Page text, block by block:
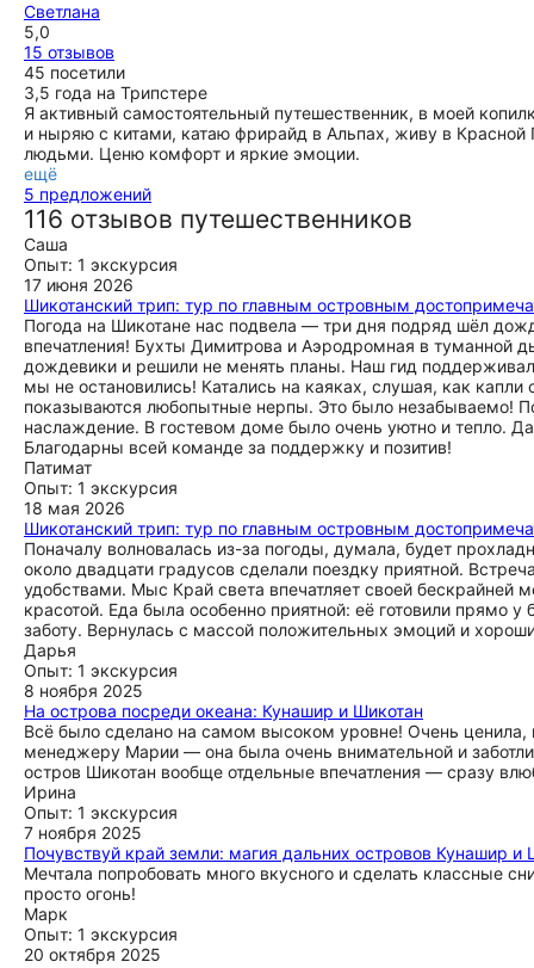
Светлана
5,0
15 отзывов
45 посетили
3,5 года на Трипстере
Я активный самостоятельный путешественник, в моей
и ныряю с китами, катаю фрирайд в Альпах, живу в
людьми. Ценю комфорт и яркие эмоции.
ещё
5 предложений
116 отзывов путешественников
Саша
Опыт: 1 экскурсия
17 июня 2026
Шикотанский трип: тур по главным островным
Погода на Шикотане нас подвела — три дня подряд шёл
впечатления! Бухты Димитрова и Аэродромная в туманной
дождевики и решили не менять планы. Наш гид
мы не остановились! Катались на каяках, слушая, как
показываются любопытные нерпы. Это было незабываемо!
наслаждение. В гостевом доме было очень уютно и тепло.
Благодарны всей команде за поддержку и позитив!
Патимат
Опыт: 1 экскурсия
18 мая 2026
Шикотанский трип: тур по главным островным
Поначалу волновалась из-за погоды, думала, будет
около двадцати градусов сделали поездку приятной.
удобствами. Мыс Край света впечатляет своей
красотой. Еда была особенно приятной: её готовили прямо
заботу. Вернулась с массой положительных эмоций и
Дарья
Опыт: 1 экскурсия
8 ноября 2025
На острова посреди океана: Кунашир и Шикотан
Всё было сделано на самом высоком уровне! Очень ценила,
менеджеру Марии — она была очень внимательной и
остров Шикотан вообще отдельные впечатления — сразу
Ирина
Опыт: 1 экскурсия
7 ноября 2025
Почувствуй край земли: магия дальних островов Кунашир и
Мечтала попробовать много вкусного и сделать классные
просто огонь!
Марк
Опыт: 1 экскурсия
20 октября 2025